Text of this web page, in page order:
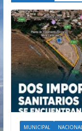
MUNICIPAL NACIONAL